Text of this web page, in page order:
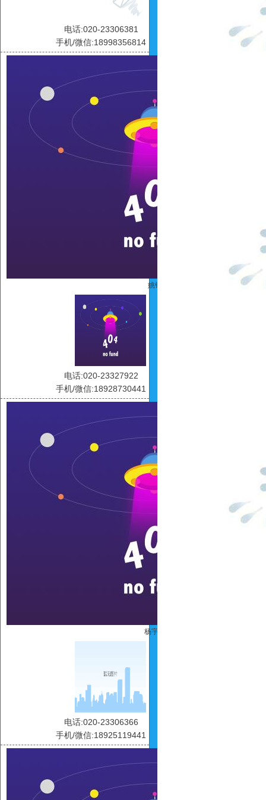
电话:020-23306381
手机/微信:18998356814
姚铭
电话:020-23327922
手机/微信:18928730441
杨宇青
电话:020-23306366
手机/微信:18925119441